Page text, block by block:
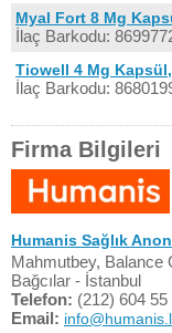
Myal Fort 8 Mg
İlaç Barkodu:
Tiowell 4 Mg
İlaç Barkodu:
Firma Bilgileri
Humanis Sağlık
Mahmutbey, Balance
Bağcılar - İstanbul
Telefon: (212) 604 55
Email: